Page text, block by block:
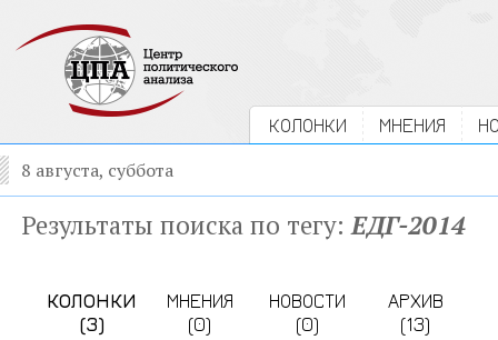
КОЛОНКИ МНЕНИЯ
8 августа, суббота
Результаты поиска по тегу:ЕДГ-2014
КОЛОНКИ
(3)
МНЕНИЯ
(0)
НОВОСТИ
(0)
АРХИВ
(13)